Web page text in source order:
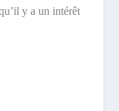
y a un intérêt